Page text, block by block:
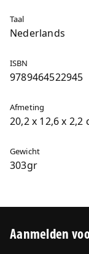
Taal
Nederlands
ISBN
9789464522945
Afmeting
20,2 x 12,6 x 2,2
Gewicht
303gr
Aanmelden